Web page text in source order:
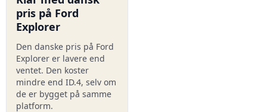
pris på Ford
Explorer
Den danske pris på Ford
Explorer er lavere end
ventet. Den koster
mindre end ID.4, selv om
de er bygget på samme
platform.